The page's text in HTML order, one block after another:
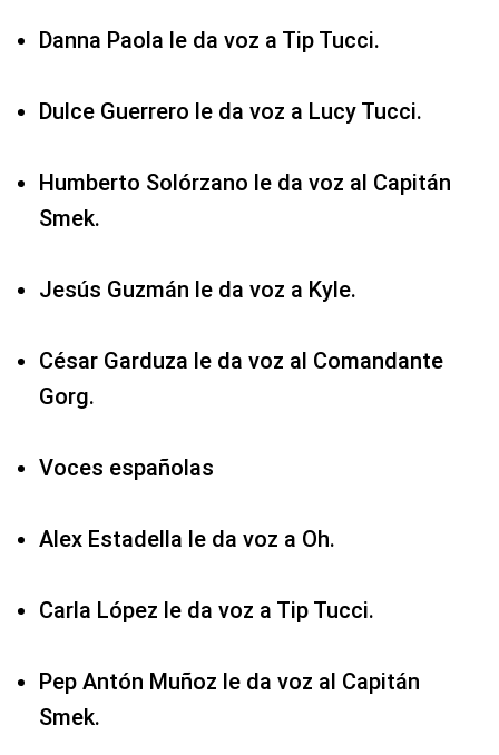
Danna Paola le da voz a Tip Tucci.
Dulce Guerrero le da voz a Lucy Tucci.
Humberto Solórzano le da voz al Capitán
Smek.
Jesús Guzmán le da voz a Kyle.
César Garduza le da voz al Comandante
Gorg.
Voces españolas
Alex Estadella le da voz a Oh.
Carla López le da voz a Tip Tucci.
Pep Antón Muñoz le da voz al Capitán
Smek.